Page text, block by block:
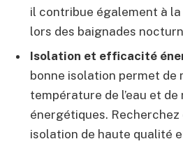
il contribue également à
lors des baignades
Isolation et efficacité
bonne isolation permet de
température de l’eau et
énergétiques. Recherchez
isolation de haute qualité